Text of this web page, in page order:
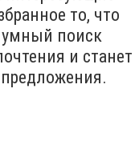
то, что
умный поиск
и станет